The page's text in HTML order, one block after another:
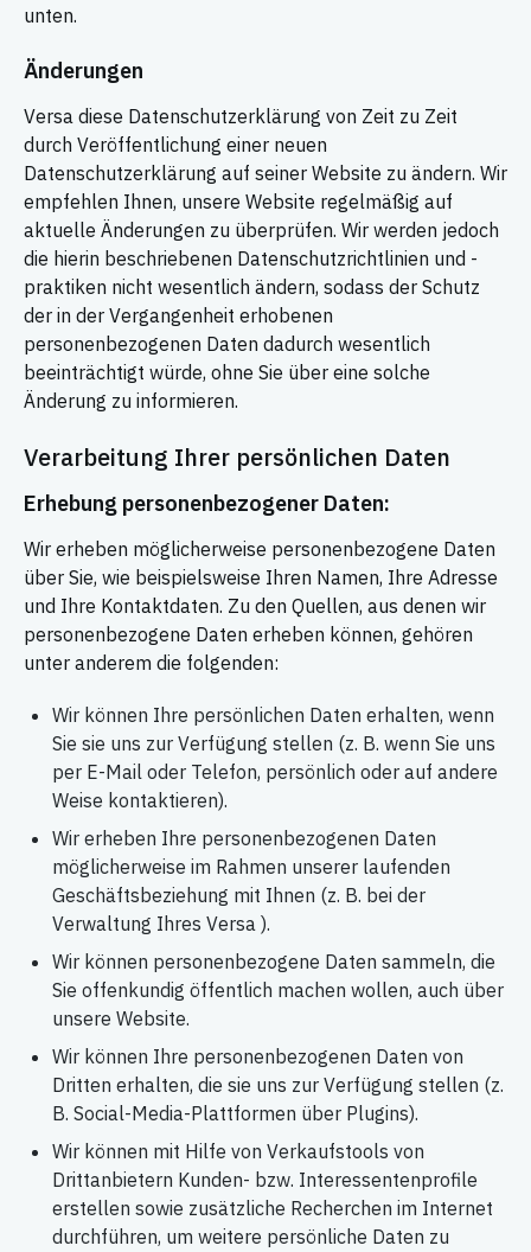
unten.
Änderungen
Versa diese Datenschutzerklärung von Zeit zu Zeit
durch Veröffentlichung einer neuen
Datenschutzerklärung auf seiner Website zu ändern. Wir
empfehlen Ihnen, unsere Website regelmäßig auf
aktuelle Änderungen zu überprüfen. Wir werden jedoch
die hierin beschriebenen Datenschutzrichtlinien und -
praktiken nicht wesentlich ändern, sodass der Schutz
der in der Vergangenheit erhobenen
personenbezogenen Daten dadurch wesentlich
beeinträchtigt würde, ohne Sie über eine solche
Änderung zu informieren.
Verarbeitung Ihrer persönlichen Daten
Erhebung personenbezogener Daten:
Wir erheben möglicherweise personenbezogene Daten
über Sie, wie beispielsweise Ihren Namen, Ihre Adresse
und Ihre Kontaktdaten. Zu den Quellen, aus denen wir
personenbezogene Daten erheben können, gehören
unter anderem die folgenden:
Wir können Ihre persönlichen Daten erhalten, wenn
Sie sie uns zur Verfügung stellen (z. B. wenn Sie uns
per E-Mail oder Telefon, persönlich oder auf andere
Weise kontaktieren).
Wir erheben Ihre personenbezogenen Daten
möglicherweise im Rahmen unserer laufenden
Geschäftsbeziehung mit Ihnen (z. B. bei der
Verwaltung Ihres Versa ).
Wir können personenbezogene Daten sammeln, die
Sie offenkundig öffentlich machen wollen, auch über
unsere Website.
Wir können Ihre personenbezogenen Daten von
Dritten erhalten, die sie uns zur Verfügung stellen (z.
B. Social-Media-Plattformen über Plugins).
Wir können mit Hilfe von Verkaufstools von
Drittanbietern Kunden- bzw. Interessentenprofile
erstellen sowie zusätzliche Recherchen im Internet
durchführen, um weitere persönliche Daten zu